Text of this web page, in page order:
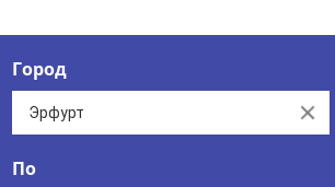
Город
Clear
По